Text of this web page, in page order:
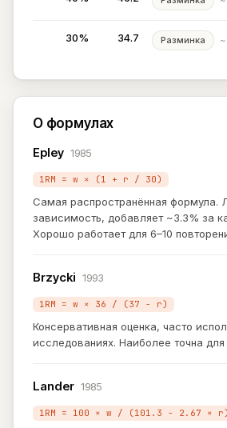
30% 34.7 Разминка
О формулах
Epley 1985
1RM = w × (1 + r / 30)
Самая распространённая формула.
зависимость, добавляет ~3.3% за
Хорошо работает для 6–10
Brzycki 1993
1RM = w × 36 / (37 − r)
Консервативная оценка, часто
исследованиях. Наиболее точна для
Lander 1985
1RM = 100 × w / (101.3 − 2.67 × r)